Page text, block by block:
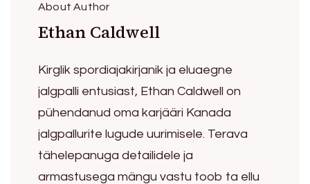
About Author
Ethan Caldwell
Kirglik spordiajakirjanik ja eluaegne
jalgpalli entusiast, Ethan Caldwell on
pühendanud oma karjääri Kanada
jalgpallurite lugude uurimisele. Terava
tähelepanuga detailidele ja
armastusega mängu vastu toob ta ellu